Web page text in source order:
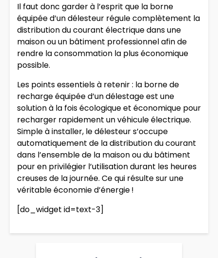
Il faut donc garder à l’esprit que la borne
équipée d’un délesteur régule complètement la
distribution du courant électrique dans une
maison ou un bâtiment professionnel afin de
rendre la consommation la plus économique
possible.
Les points essentiels à retenir : la borne de
recharge équipée d’un délestage est une
solution à la fois écologique et économique pour
recharger rapidement un véhicule électrique.
Simple à installer, le délesteur s’occupe
automatiquement de la distribution du courant
dans l’ensemble de la maison ou du bâtiment
pour en privilégier l’utilisation durant les heures
creuses de la journée. Ce qui résulte sur une
véritable économie d’énergie !
[do_widget id=text-3]